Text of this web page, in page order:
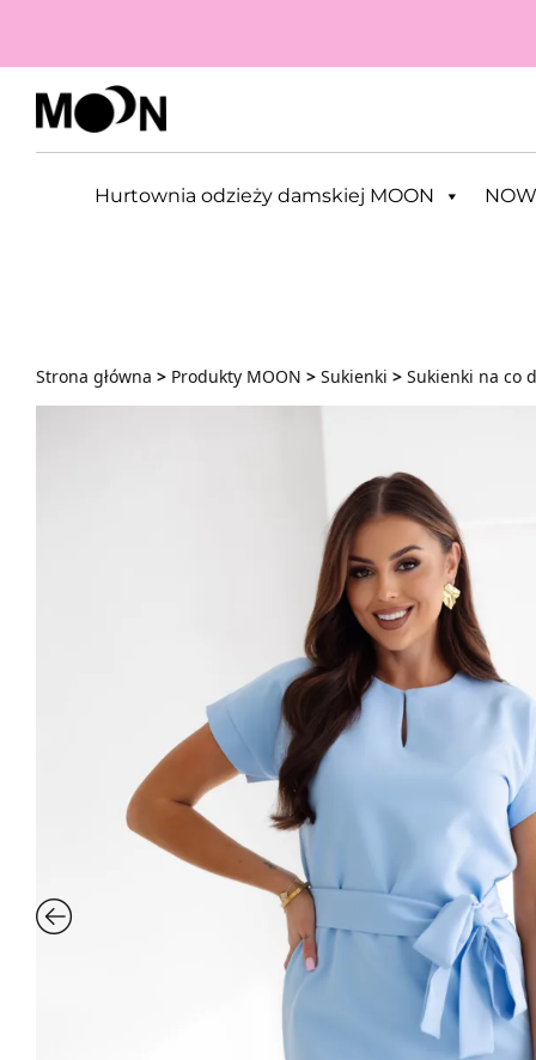
Przejdź do zawartości
Hurtownia odzieży damskiej MOON
Strona główna > Produkty MOON > Sukienki > Sukienki na co